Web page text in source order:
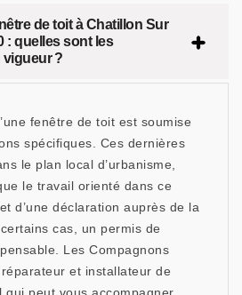
de toit à Chatillon Sur
: quelles sont les
vigueur ?
fenêtre de toit est soumise
spécifiques. Ces dernières
le plan local d’urbanisme,
le travail orienté dans ce
d’une déclaration auprès de la
cas, un permis de
Les Compagnons
et installateur de